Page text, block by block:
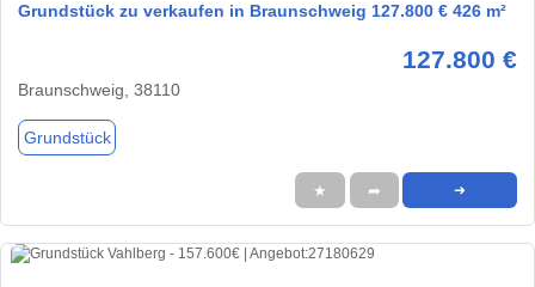
Grundstück zu verkaufen in Braunschweig 127.800 € 426 m²
127.800 €
Braunschweig, 38110
Grundstück
★ ➦ ➜